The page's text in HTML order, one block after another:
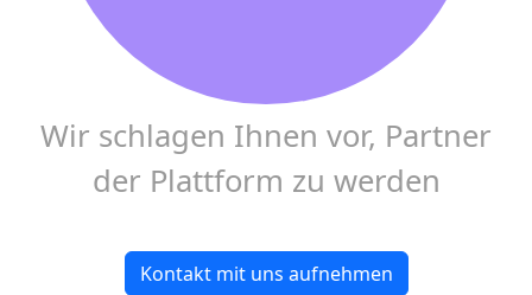
Wir schlagen Ihnen vor, Partner
der Plattform zu werden
Kontakt mit uns aufnehmen